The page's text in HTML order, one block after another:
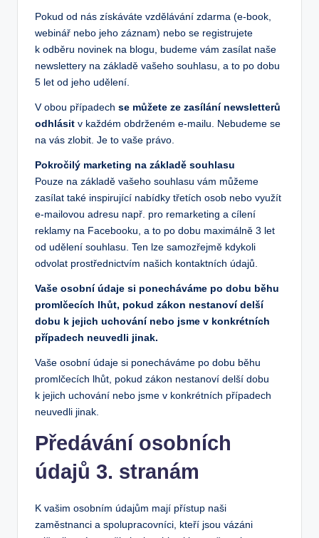
Pokud od nás získáváte vzdělávání zdarma (e-book,
webinář nebo jeho záznam) nebo se registrujete
k odběru novinek na blogu, budeme vám zasílat naše
newslettery na základě vašeho souhlasu, a to po dobu
5 let od jeho udělení.
V obou případech se můžete ze zasílání newsletterů
odhlásit v každém obdrženém e-mailu. Nebudeme se
na vás zlobit. Je to vaše právo.
Pokročilý marketing na základě souhlasu
Pouze na základě vašeho souhlasu vám můžeme
zasílat také inspirující nabídky třetích osob nebo využít
e-mailovou adresu např. pro remarketing a cílení
reklamy na Facebooku, a to po dobu maximálně 3 let
od udělení souhlasu. Ten lze samozřejmě kdykoli
odvolat prostřednictvím našich kontaktních údajů.
Vaše osobní údaje si ponecháváme po dobu běhu
promlčecích lhůt, pokud zákon nestanoví delší
dobu k jejich uchování nebo jsme v konkrétních
případech neuvedli jinak.
Vaše osobní údaje si ponecháváme po dobu běhu
promlčecích lhůt, pokud zákon nestanoví delší dobu
k jejich uchování nebo jsme v konkrétních případech
neuvedli jinak.
Předávání osobních
údajů 3. stranám
K vašim osobním údajům mají přístup naši
zaměstnanci a spolupracovníci, kteří jsou vázáni